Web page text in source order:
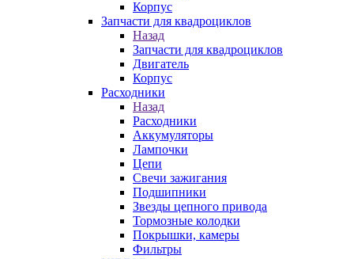
Корпус
Запчасти для квадроциклов
Назад
Запчасти для квадроциклов
Двигатель
Корпус
Расходники
Назад
Расходники
Аккумуляторы
Лампочки
Цепи
Свечи зажигания
Подшипники
Звезды цепного привода
Тормозные колодки
Покрышки, камеры
Фильтры